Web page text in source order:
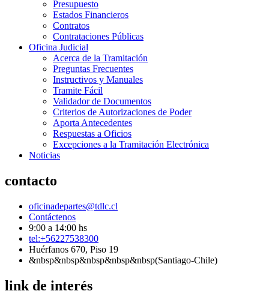
Presupuesto
Estados Financieros
Contratos
Contrataciones Públicas
Oficina Judicial
Acerca de la Tramitación
Preguntas Frecuentes
Instructivos y Manuales
Tramite Fácil
Validador de Documentos
Criterios de Autorizaciones de Poder
Aporta Antecedentes
Respuestas a Oficios
Excepciones a la Tramitación Electrónica
Noticias
contacto
oficinadepartes@tdlc.cl
Contáctenos
9:00 a 14:00 hs
tel:+56227538300
Huérfanos 670, Piso 19
&nbsp&nbsp&nbsp&nbsp&nbsp(Santiago-Chile)
link de interés